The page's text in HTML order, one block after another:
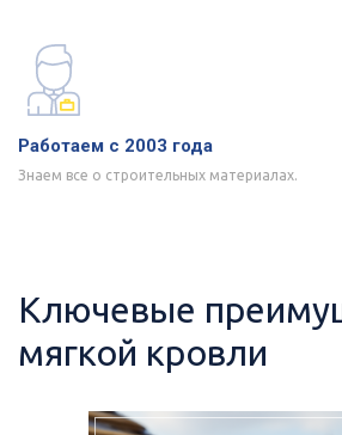
Работаем с 2003 года
Знаем все о строительных материалах.
Ключевые
мягкой кровли